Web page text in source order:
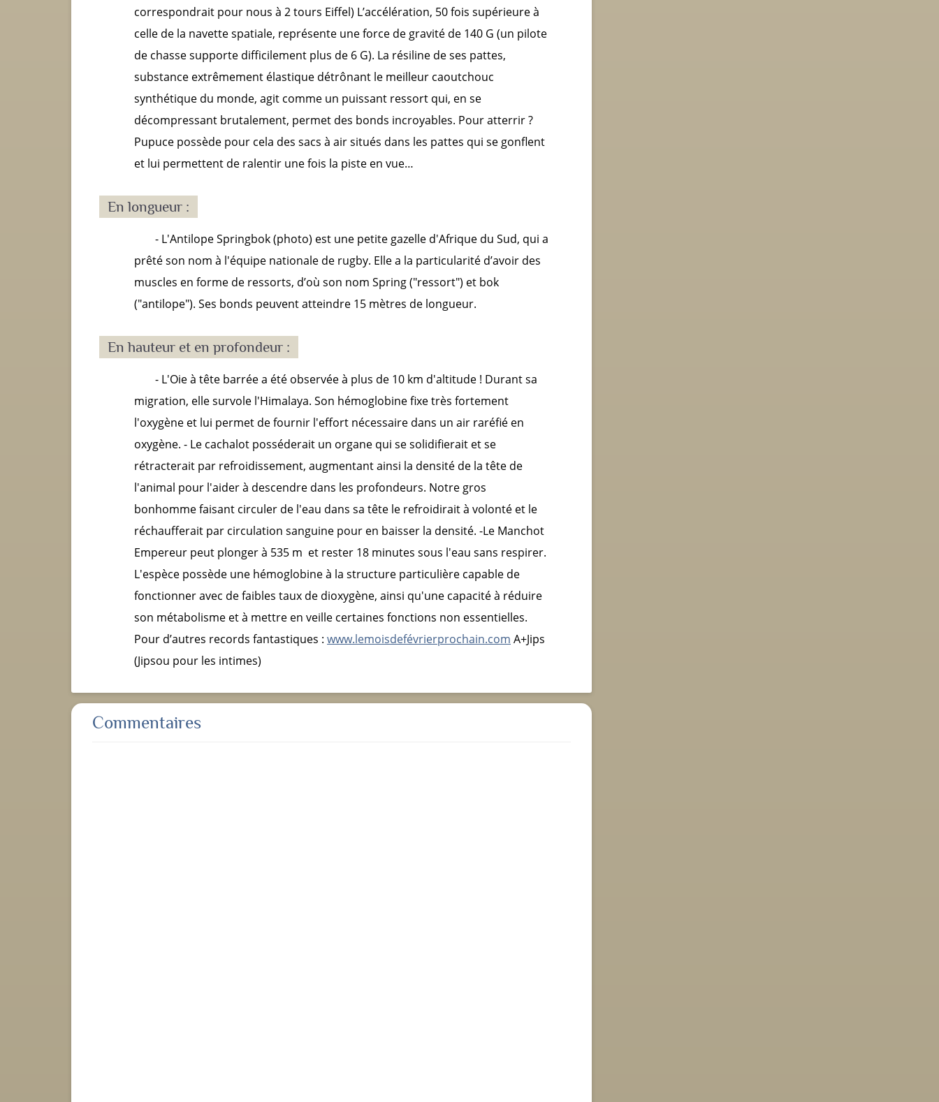
correspondrait pour nous à 2 tours Eiffel) L’accélération, 50 fois supérieure à
celle de la navette spatiale, représente une force de gravité de 140 G (un pilote
de chasse supporte difficilement plus de 6 G). La résiline de ses pattes,
substance extrêmement élastique détrônant le meilleur caoutchouc
synthétique du monde, agit comme un puissant ressort qui, en se
décompressant brutalement, permet des bonds incroyables. Pour atterrir ?
Pupuce possède pour cela des sacs à air situés dans les pattes qui se gonflent
et lui permettent de ralentir une fois la piste en vue…
En longueur :
- L'Antilope Springbok (photo) est une petite gazelle d'Afrique du Sud, qui a
prêté son nom à l'équipe nationale de rugby. Elle a la particularité d’avoir des
muscles en forme de ressorts, d’où son nom Spring ("ressort") et bok
("antilope"). Ses bonds peuvent atteindre 15 mètres de longueur.
En hauteur et en profondeur :
- L'Oie à tête barrée a été observée à plus de 10 km d'altitude ! Durant sa
migration, elle survole l'Himalaya. Son hémoglobine fixe très fortement
l'oxygène et lui permet de fournir l'effort nécessaire dans un air raréfié en
oxygène. - Le cachalot posséderait un organe qui se solidifierait et se
rétracterait par refroidissement, augmentant ainsi la densité de la tête de
l'animal pour l'aider à descendre dans les profondeurs. Notre gros
bonhomme faisant circuler de l'eau dans sa tête le refroidirait à volonté et le
réchaufferait par circulation sanguine pour en baisser la densité. -Le Manchot
Empereur peut plonger à 535 m et rester 18 minutes sous l'eau sans respirer.
L'espèce possède une hémoglobine à la structure particulière capable de
fonctionner avec de faibles taux de dioxygène, ainsi qu'une capacité à réduire
son métabolisme et à mettre en veille certaines fonctions non essentielles.
Pour d’autres records fantastiques : www.lemoisdefévrierprochain.com A+Jips
(Jipsou pour les intimes)
Commentaires